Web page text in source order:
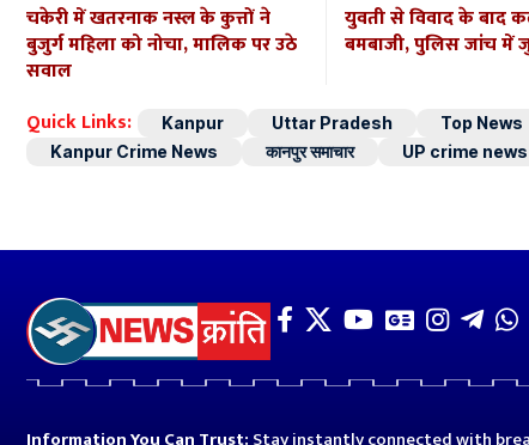
चकेरी में खतरनाक नस्ल के कुत्तों ने
बुजुर्ग महिला को नोचा, मालिक पर उठे
सवाल
युवती से विवाद के बाद
बमबाजी, पुलिस जांच में
Quick Links:
Kanpur Uttar Pradesh Top News
Kanpur Crime News
कानपुर समाचार UP crime news
Information You Can Trust: Stay instantly connected with